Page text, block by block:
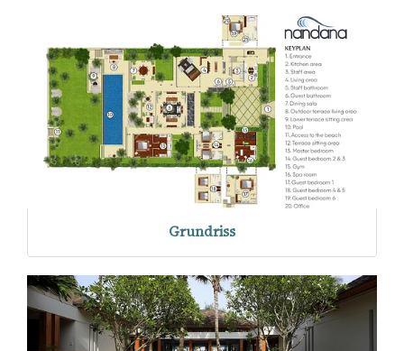
Grundriss